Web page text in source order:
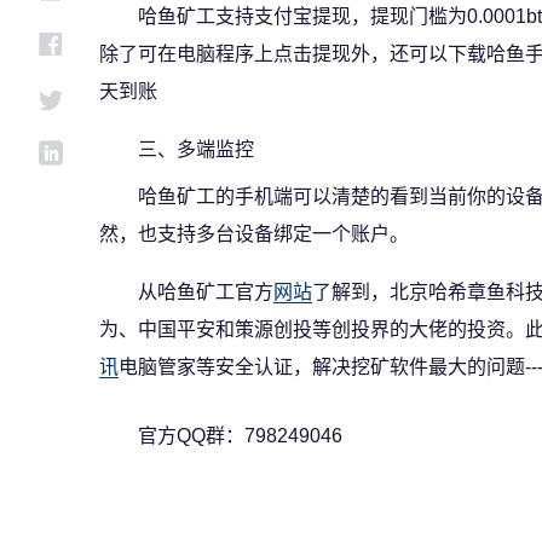
哈鱼矿工支持支付宝提现，提现门槛为
除了可在电脑程序上点击提现外，还可以下载哈鱼
天到账
三、多端监控
哈鱼矿工的手机端可以清楚的看到当前你的设
然，也支持多台设备绑定一个账户。
从哈鱼矿工官方 网站了解到，北京哈希章鱼科
为、中国平安和策源创投等创投界的大佬的投资。
讯电脑管家等安全认证，解决挖矿软件最大的问题
官方QQ群：798249046